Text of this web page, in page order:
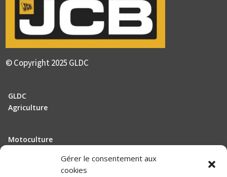
Gérer le consentement aux
cookies
© Copyright 2025 GLDC
GLDC
Agriculture
Motoculture